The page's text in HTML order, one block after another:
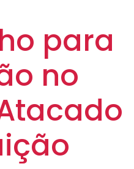
para
no